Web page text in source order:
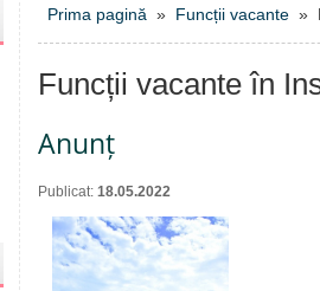
Prima pagină » Funcții vacante »
Funcții vacante în
Anunț
Publicat: 18.05.2022